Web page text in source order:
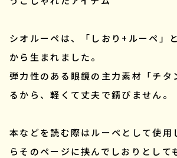
シオルーペは、「しおり+ルーペ」
から生まれました。
弾力性のある眼鏡の主力素材「チタ
るから、軽くて丈夫で錆びません。
本などを読む際はルーペとして使用
らそのページに挟んでしおりとして